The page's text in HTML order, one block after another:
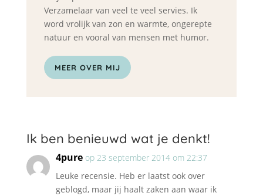
Verzamelaar van veel te veel servies. Ik
word vrolijk van zon en warmte, ongerepte
natuur en vooral van mensen met humor.
MEER OVER MIJ
Ik ben benieuwd wat je denkt!
4pure op 23 september 2014 om 22:37
Leuke recensie. Heb er laatst ook over
geblogd, maar jij haalt zaken aan waar ik